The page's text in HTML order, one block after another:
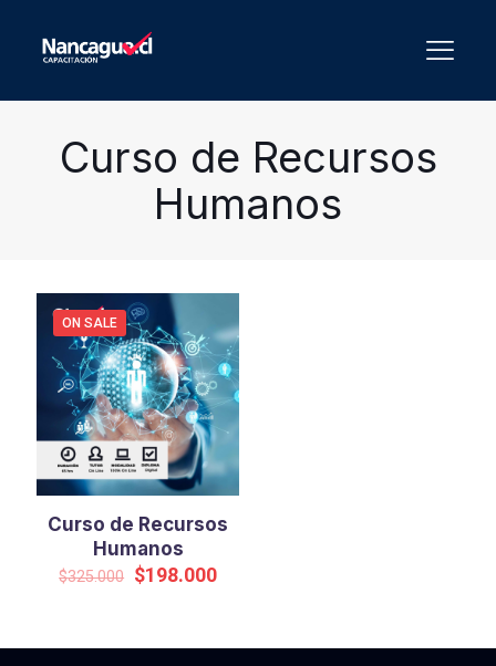
Curso de Recursos
Humanos
ON SALE
Curso de Recursos
Humanos
$325.000 Original
$198.000Current